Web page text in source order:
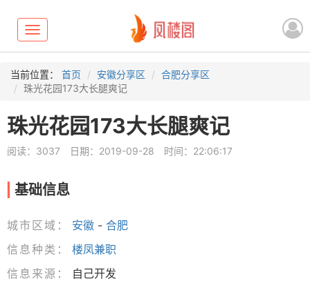
Toggle
navigation
当前位置： 首页 安徽分享区
合肥分享区
珠光花园173大长腿爽记
珠光花园173大长腿爽记
阅读：3037 日期：2019-09-28 时间：22:06:17
基础信息
城市区域： 安徽 - 合肥
信息种类：
楼凤兼职
信息来源：
自己开发